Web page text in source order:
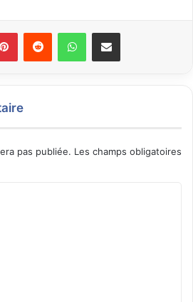
pas publiée. Les champs obligatoires